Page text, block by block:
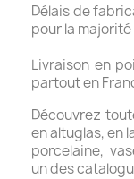
Délais de
pour la
Livraison en
partout en
Découvrez
en altuglas, en
porcelaine,
un des